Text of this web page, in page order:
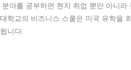
야를 공부하면 현지 취업 뿐만 아니
학교의 비즈니스 스쿨은 미국 유학을
니다.